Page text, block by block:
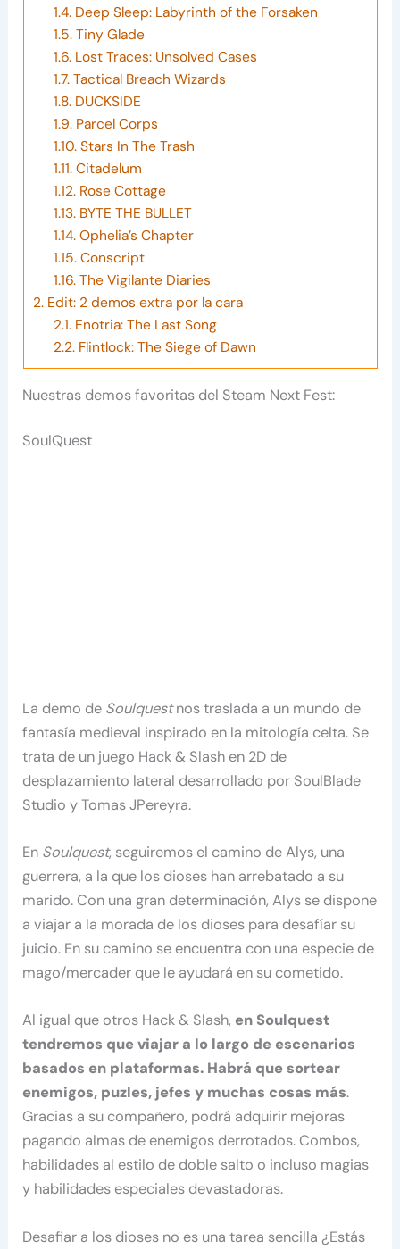
1.4.Deep Sleep: Labyrinth of the Forsaken
1.5.Tiny Glade
1.6.Lost Traces: Unsolved Cases
1.7.Tactical Breach Wizards
1.8.DUCKSIDE
1.9.Parcel Corps
1.10.Stars In The Trash
1.11.Citadelum
1.12.Rose Cottage
1.13.BYTE THE BULLET
1.14.Ophelia’s Chapter
1.15.Conscript
1.16.The Vigilante Diaries
2.Edit: 2 demos extra por la cara
2.1.Enotria: The Last Song
2.2.Flintlock: The Siege of Dawn
Nuestras demos favoritas del Steam Next Fest:
SoulQuest
La demo de Soulquestnos traslada a un mundo de
fantasía medieval inspirado en la mitología celta. Se
trata de un juego Hack & Slash en 2D de
desplazamiento lateral desarrollado por SoulBlade
Studio y Tomas JPereyra.
En Soulquest, seguiremos el camino de Alys, una
guerrera, a la que los dioses han arrebatado a su
marido. Con una gran determinación, Alys se dispone
a viajar a la morada de los dioses para desafíar su
juicio. En su camino se encuentra con una especie de
mago/mercader que le ayudará en su cometido.
Al igual que otros Hack & Slash, en Soulquest
tendremos que viajar a lo largo de escenarios
basados en plataformas. Habrá que sortear
enemigos, puzles, jefes y muchas cosas más.
Gracias a su compañero, podrá adquirir mejoras
pagando almas de enemigos derrotados. Combos,
habilidades al estilo de doble salto o incluso magias
y habilidades especiales devastadoras.
Desafiar a los dioses no es una tarea sencilla ¿Estás